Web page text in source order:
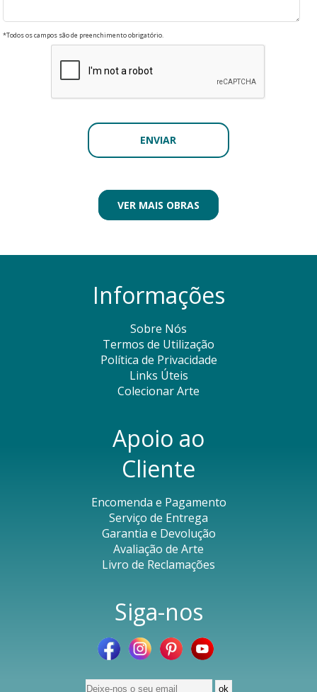
*Todos os campos são de preenchimento obrigatório.
VER MAIS OBRAS
Informações
Sobre Nós
Termos de Utilização
Política de Privacidade
Links Úteis
Colecionar Arte
Apoio ao
Cliente
Encomenda e Pagamento
Serviço de Entrega
Garantia e Devolução
Avaliação de Arte
Livro de Reclamações
Siga-nos